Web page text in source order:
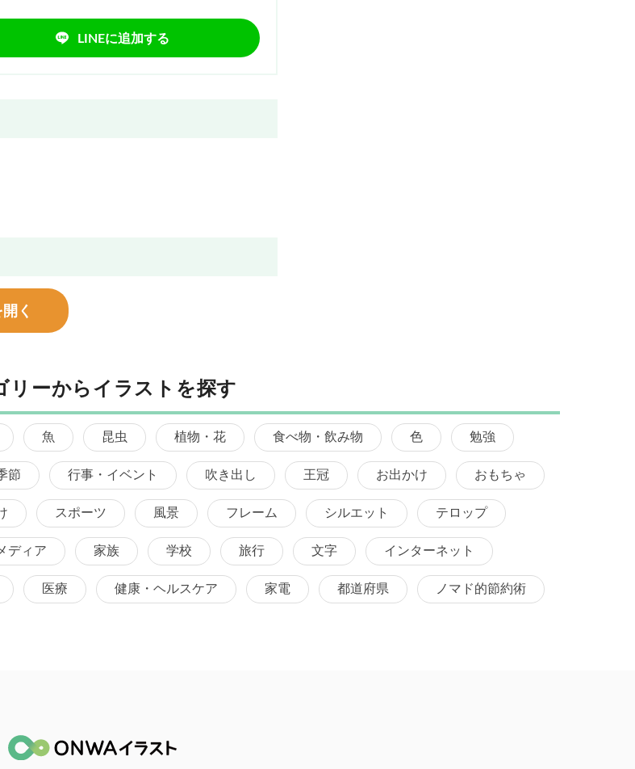
LINEに追加する
く
リーからイラストを探す
魚 昆虫 植物・花 食べ物・飲み物 色 勉強
節 行事・イベント 吹き出し 王冠 お出かけ おもちゃ
スポーツ 風景 フレーム シルエット テロップ
ディア 家族 学校 旅行 文字 インターネット
医療 健康・ヘルスケア 家電 都道府県 ノマド的節約術